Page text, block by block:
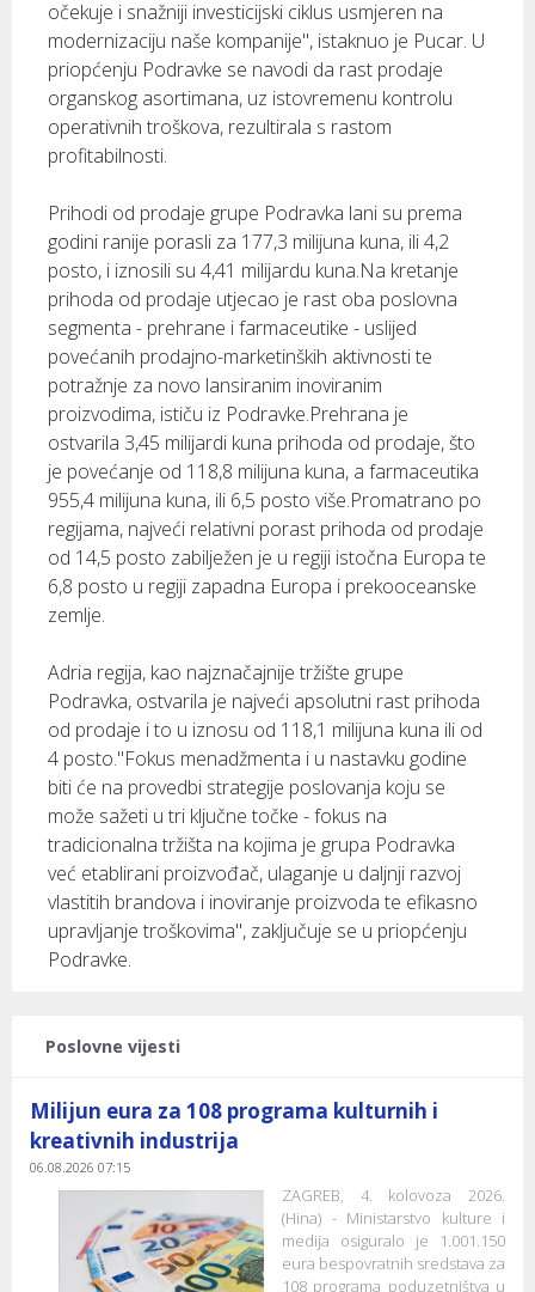
očekuje i snažniji investicijski ciklus usmjeren na
modernizaciju naše kompanije", istaknuo je Pucar. U
priopćenju Podravke se navodi da rast prodaje
organskog asortimana, uz istovremenu kontrolu
operativnih troškova, rezultirala s rastom
profitabilnosti.
Prihodi od prodaje grupe Podravka lani su prema
godini ranije porasli za 177,3 milijuna kuna, ili 4,2
posto, i iznosili su 4,41 milijardu kuna.Na kretanje
prihoda od prodaje utjecao je rast oba poslovna
segmenta - prehrane i farmaceutike - uslijed
povećanih prodajno-marketinških aktivnosti te
potražnje za novo lansiranim inoviranim
proizvodima, ističu iz Podravke.Prehrana je
ostvarila 3,45 milijardi kuna prihoda od prodaje, što
je povećanje od 118,8 milijuna kuna, a farmaceutika
955,4 milijuna kuna, ili 6,5 posto više.Promatrano po
regijama, najveći relativni porast prihoda od prodaje
od 14,5 posto zabilježen je u regiji istočna Europa te
6,8 posto u regiji zapadna Europa i prekooceanske
zemlje.
Adria regija, kao najznačajnije tržište grupe
Podravka, ostvarila je najveći apsolutni rast prihoda
od prodaje i to u iznosu od 118,1 milijuna kuna ili od
4 posto."Fokus menadžmenta i u nastavku godine
biti će na provedbi strategije poslovanja koju se
može sažeti u tri ključne točke - fokus na
tradicionalna tržišta na kojima je grupa Podravka
već etablirani proizvođač, ulaganje u daljnji razvoj
vlastitih brandova i inoviranje proizvoda te efikasno
upravljanje troškovima", zaključuje se u priopćenju
Podravke.
Poslovne vijesti
Milijun eura za 108 programa kulturnih i
kreativnih industrija
06.08.2026 07:15
ZAGREB, 4. kolovoza 2026.
(Hina) - Ministarstvo kulture i
medija osiguralo je 1.001.150
eura bespovratnih sredstava za
108 programa poduzetništva u